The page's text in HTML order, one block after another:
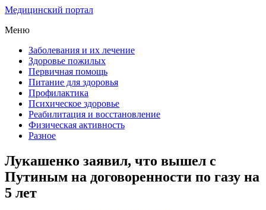
Медицинский портал
Меню
Заболевания и их лечение
Здоровье пожилых
Первичная помощь
Питание для здоровья
Профилактика
Психическое здоровье
Реабилитация и восстановление
Физическая активность
Разное
Лукашенко заявил, что вышел с
Путиным на договоренности по газу на
5 лет